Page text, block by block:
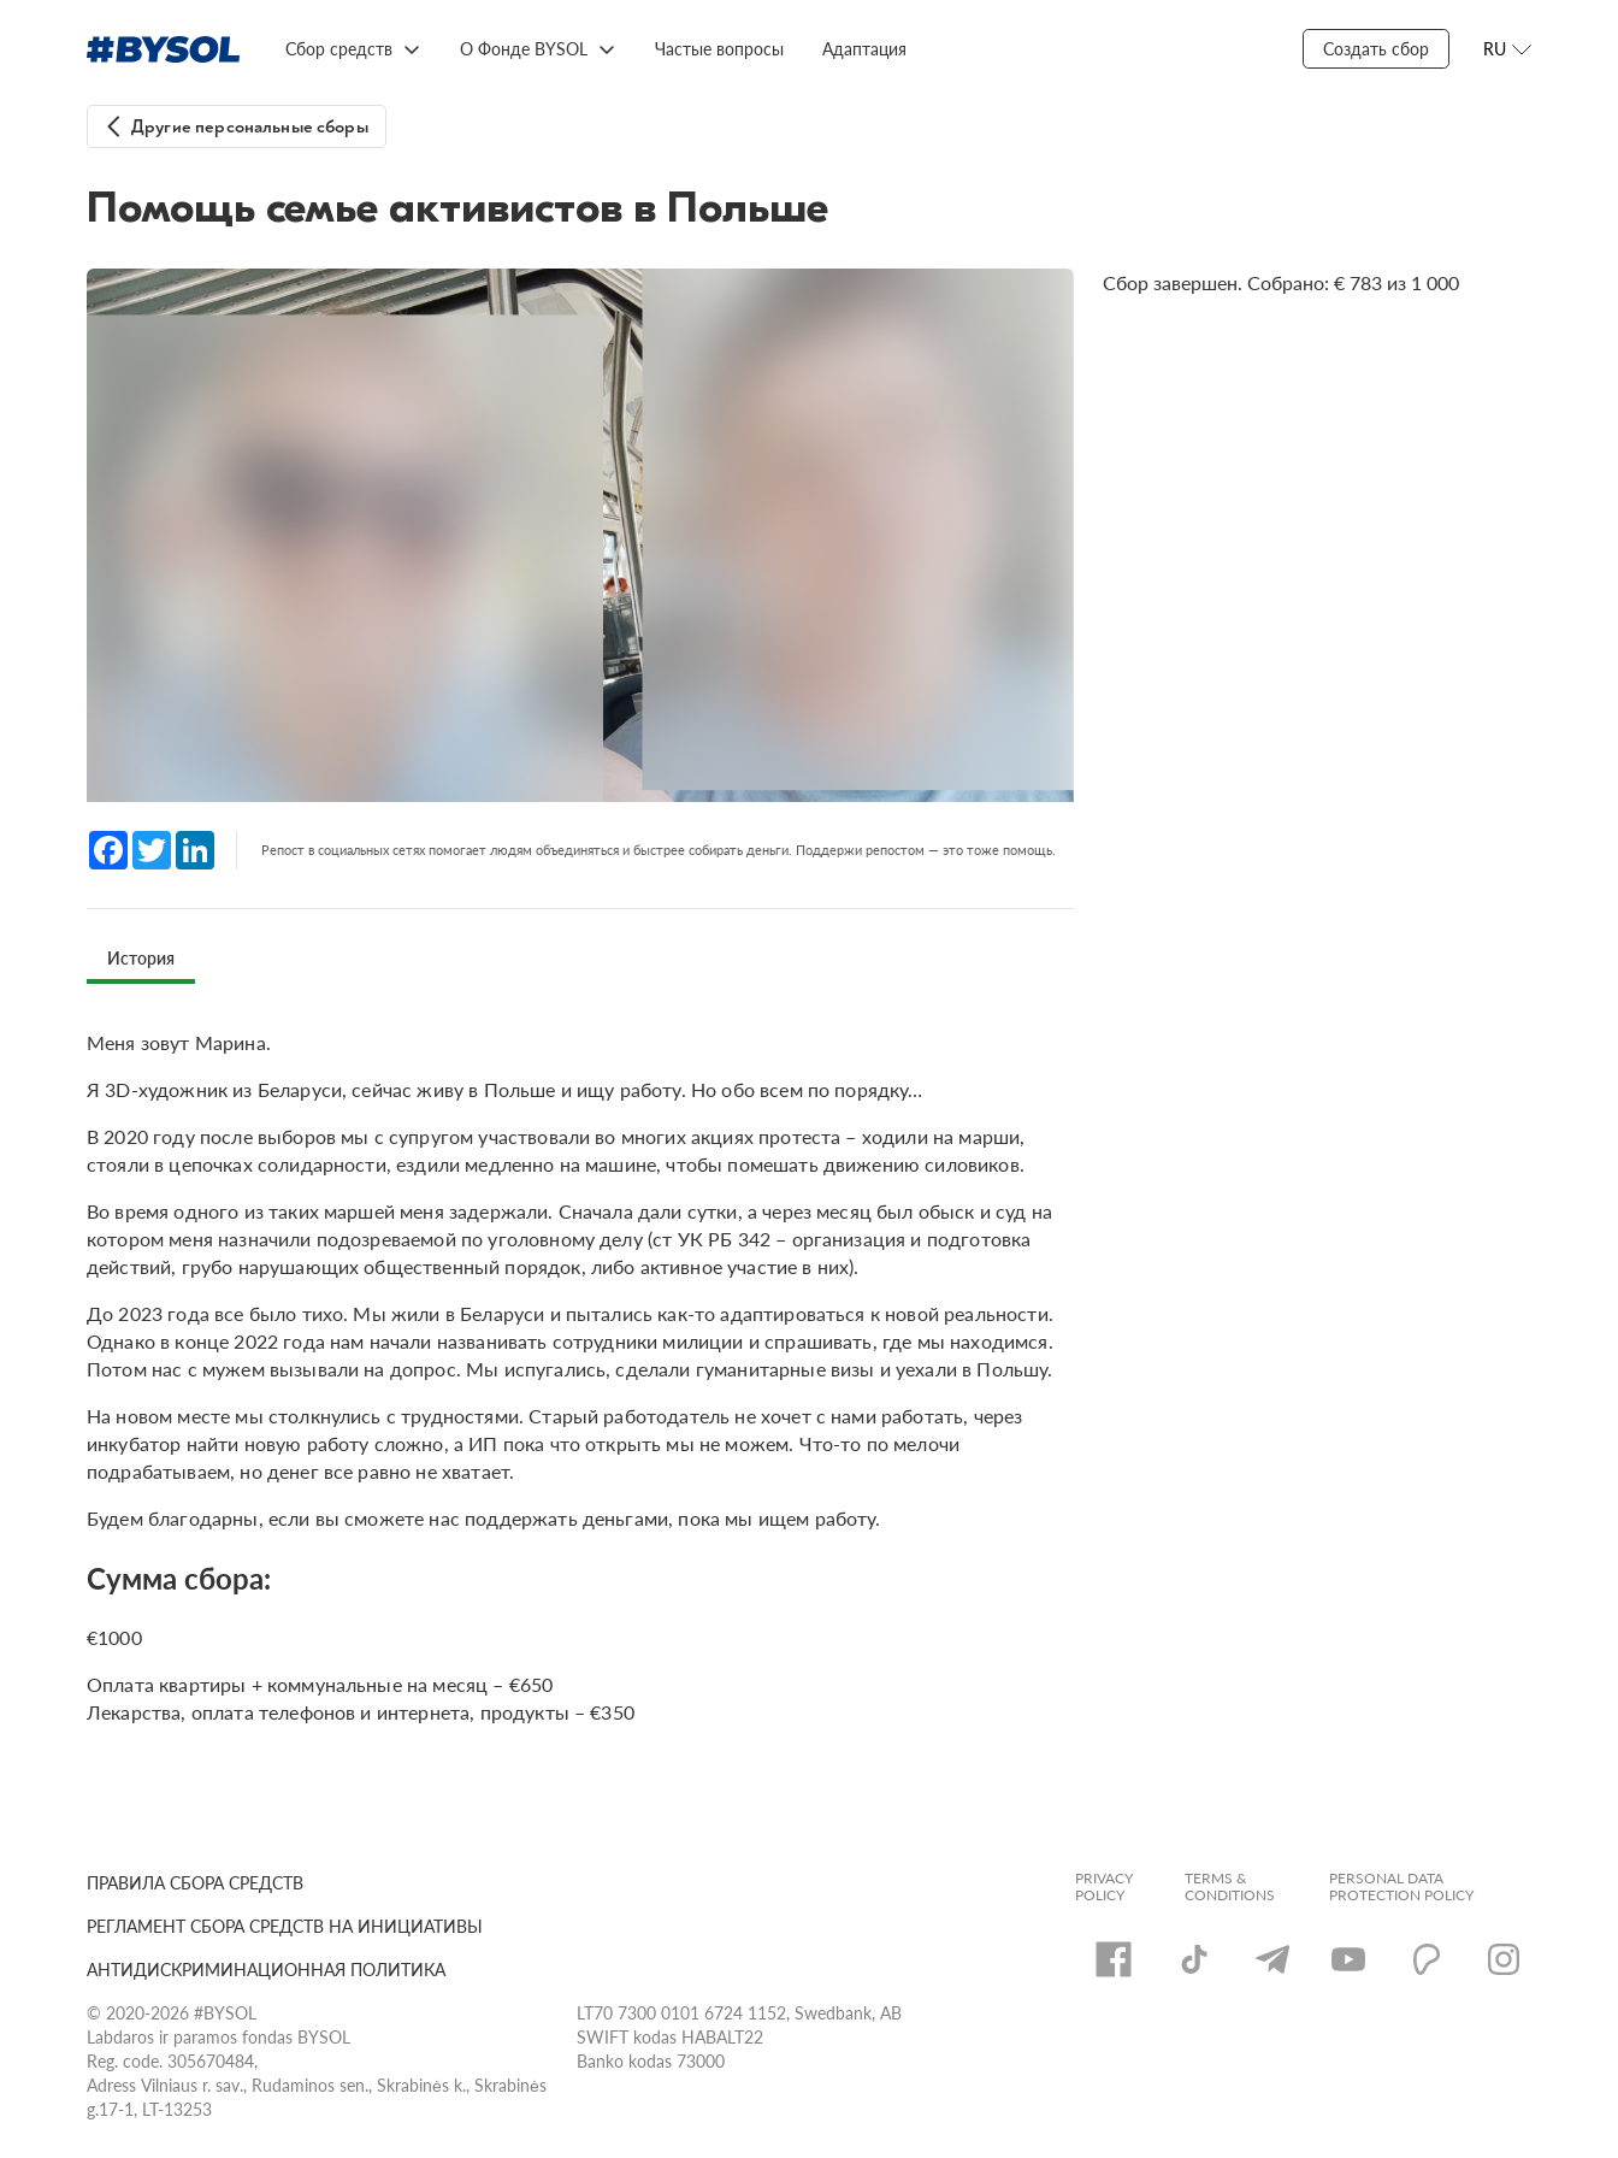
Сбор средств О Фонде BYSOL Частые вопросы Адаптация Создать сбор RU
Другие персональные сборы
Помощь семье активистов в Польше
Facebook
Twitter LinkedInРепост в социальных сетях помогает людям объединяться и быстрее собирать деньги. Поддержи репостом — это тоже помощь.
История
Меня зовут Марина.
Я 3D-художник из Беларуси, сейчас живу в Польше и ищу работу. Но обо всем по порядку…
В 2020 году после выборов мы с супругом участвовали во многих акциях протеста – ходили на марши,
стояли в цепочках солидарности, ездили медленно на машине, чтобы помешать движению силовиков.
Во время одного из таких маршей меня задержали. Сначала дали сутки, а через месяц был обыск и суд на
котором меня назначили подозреваемой по уголовному делу (ст УК РБ 342 – организация и подготовка
действий, грубо нарушающих общественный порядок, либо активное участие в них).
До 2023 года все было тихо. Мы жили в Беларуси и пытались как-то адаптироваться к новой реальности.
Однако в конце 2022 года нам начали названивать сотрудники милиции и спрашивать, где мы находимся.
Потом нас с мужем вызывали на допрос. Мы испугались, сделали гуманитарные визы и уехали в Польшу.
На новом месте мы столкнулись с трудностями. Старый работодатель не хочет с нами работать, через
инкубатор найти новую работу сложно, а ИП пока что открыть мы не можем. Что-то по мелочи
подрабатываем, но денег все равно не хватает.
Будем благодарны, если вы сможете нас поддержать деньгами, пока мы ищем работу.
Сумма сбора:
€1000
Оплата квартиры + коммунальные на месяц – €650
Лекарства, оплата телефонов и интернета, продукты – €350
Сбор завершен. Собрано: € 783 из 1 000
ПРАВИЛА СБОРА СРЕДСТВ
РЕГЛАМЕНТ СБОРА СРЕДСТВ НА ИНИЦИАТИВЫ
АНТИДИСКРИМИНАЦИОННАЯ ПОЛИТИКА
© 2020-2026 #BYSOL
Labdaros ir paramos fondas BYSOL
Reg. code. 305670484,
Adress Vilniaus r. sav., Rudaminos sen., Skrabinės k., Skrabinės
g.17-1, LT-13253
LT70 7300 0101 6724 1152, Swedbank, AB
SWIFT kodas HABALT22
Banko kodas 73000
PRIVACY
POLICY
TERMS &
CONDITIONS
PERSONAL DATA
PROTECTION POLICY